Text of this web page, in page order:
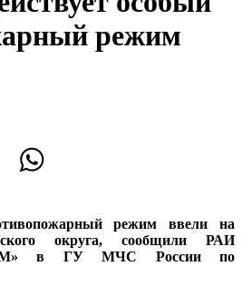
режим
режим ввели на
округа, сообщили РАИ
в ГУ МЧС России по